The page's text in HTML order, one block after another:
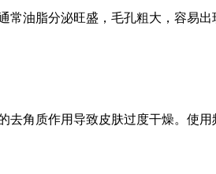
油脂分泌旺盛，毛孔粗大，容易出
角质作用导致皮肤过度干燥。使用